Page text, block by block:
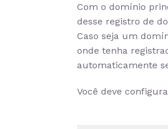
Com o domínio
desse registro de
Caso seja um
onde tenha
automaticamente
Você deve